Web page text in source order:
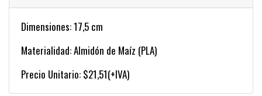
Dimensiones: 17,5 cm
Materialidad: Almidón de Maíz (PLA)
Precio Unitario: $21,51(+IVA)